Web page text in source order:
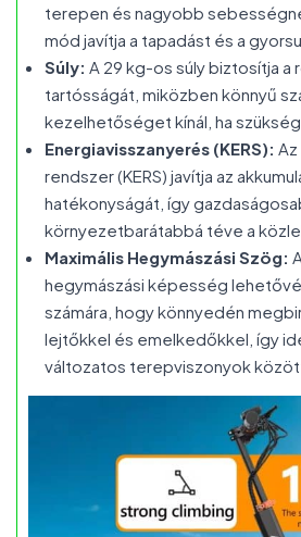
terepen és nagyobb
mód javítja a tapadást és a
Súly: A 29 kg-os súly biztosítja a
tartósságát, miközben könnyű
kezelhetőséget kínál, ha
Energiavisszanyerés (KERS):
rendszer (KERS) javítja az
hatékonyságát, így
környezetbarátabbá téve a
Maximális Hegymászási Szög:
hegymászási képesség
számára, hogy könnyedén
lejtőkkel és emelkedőkkel, így
változatos terepviszonyok